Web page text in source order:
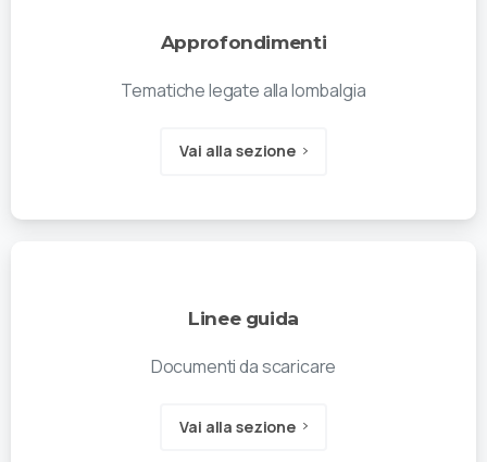
Approfondimenti
Tematiche legate alla lombalgia
Vai alla sezione
Linee guida
Documenti da scaricare
Vai alla sezione